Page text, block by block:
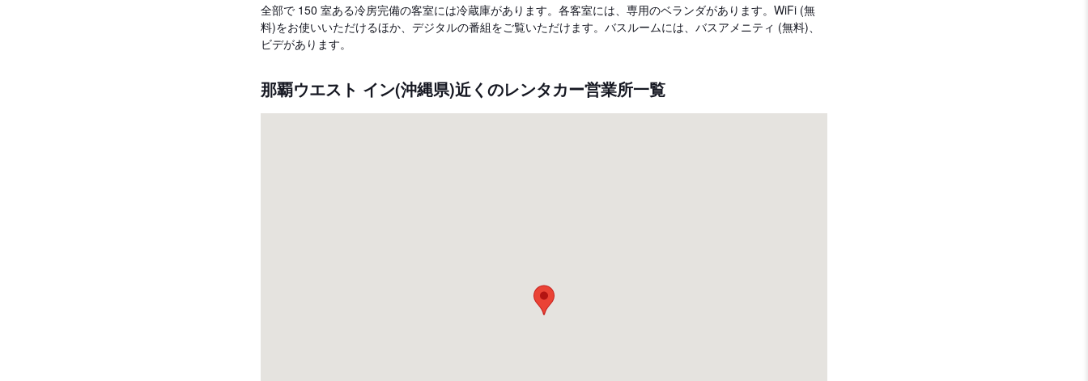
全部で 150 室ある冷房完備の客室には冷蔵庫があります。各客室には、専用のベランダがあります。WiFi (無
料)をお使いいただけるほか、デジタルの番組をご覧いただけます。バスルームには、バスアメニティ (無料)、
ビデがあります。
那覇ウエスト イン(沖縄県)近くのレンタカー営業所一覧